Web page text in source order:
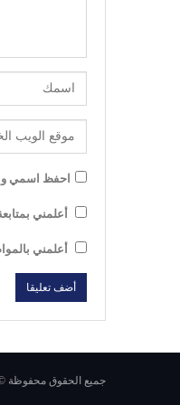
احفظ اسمي
أعلمني
أعلمني
جميع الحقوق محفوظة © 2026 - جريدة